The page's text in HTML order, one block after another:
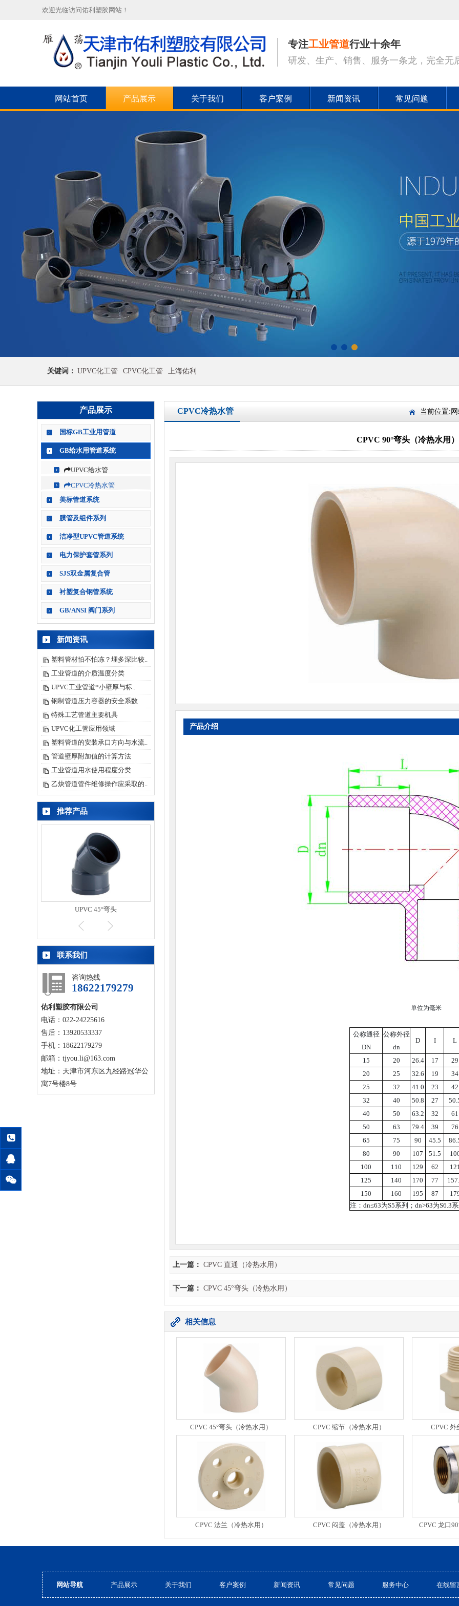
欢迎光临访问佑利塑胶网站！
专注工业管道行业十余年
研发、生产、销售、服务一条龙，完全无
网站首页 产品展示 关于我们 客户案例 新闻资讯 常见问题
关键词： UPVC化工管 CPVC化工管 上海佑利
产品展示
国标GB工业用管道
GB给水用管道系统
UPVC给水管
CPVC冷热水管
美标管道系统
膜管及组件系列
洁净型UPVC管道系统
电力保护套管系列
SJS双金属复合管
衬塑复合钢管系统
GB/ANSI 阀门系列
新闻资讯
塑料管材怕不怕冻？埋多深比较..
工业管道的介质温度分类
UPVC工业管道*小壁厚与标..
钢制管道压力容器的安全系数
特殊工艺管道主要机具
UPVC化工管应用领域
塑料管道的安装承口方向与水流..
管道壁厚附加值的计算方法
工业管道用水使用程度分类
乙炔管道管件维修操作应采取的..
推荐产品
UPVC 内螺纹三通(嵌铜) UPVC 内螺纹直接头
联系我们
咨询热线
18622179279
佑利塑胶有限公司
电话：022-24225616
售后：13920533337
手机：18622179279
邮箱：tjyou.li@163.com
地址：天津市河东区九经路冠华公
寓7号楼8号
CPVC冷热水管 当前位置:
CPVC 90°弯头（冷热水用）
产品介绍
单位为毫米
公称通径
DN
公称外径
dn
D I L
15 20 26.4 17
29
20
25 32.6 19
34
25
32 41.0 23
42
32
40 50.8 27
40
50 63.2 32
61
50
63 79.4 39
76
65
75 90 45.5
80
90 107 51.5
100
110 129 62
125
140 170 77
150
160 195 87
注：dn≤63为S5系列；dn>63为S6.3
上一篇： CPVC 直通（冷热水用）
下一篇： CPVC 45°弯头（冷热水用）
相关信息
CPVC 45°弯头（冷热水用） CPVC 缩节（冷热水用） CPVC 外
CPVC 法兰（冷热水用） CPVC 闷盖（冷热水用） CPVC 龙口
网站导航 产品展示 关于我们 客户案例 新闻资讯 常见问题 服务中心 在线留